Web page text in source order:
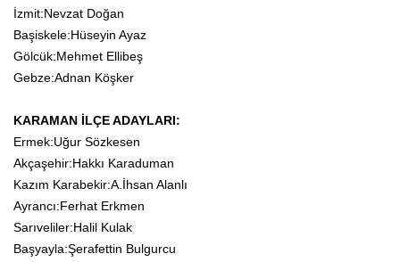
İzmit:Nevzat Doğan
Başiskele:Hüseyin Ayaz
Gölcük:Mehmet Ellibeş
Gebze:Adnan Köşker
KARAMAN İLÇE ADAYLARI:
Ermek:Uğur Sözkesen
Akçaşehir:Hakkı Karaduman
Kazım Karabekir:A.İhsan Alanlı
Ayrancı:Ferhat Erkmen
Sarıveliler:Halil Kulak
Başyayla:Şerafettin Bulgurcu